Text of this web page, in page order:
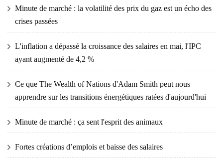
Minute de marché : la volatilité des prix du gaz est un écho des
crises passées
L'inflation a dépassé la croissance des salaires en mai, l'IPC
ayant augmenté de 4,2 %
Ce que The Wealth of Nations d'Adam Smith peut nous
apprendre sur les transitions énergétiques ratées d'aujourd'hui
Minute de marché : ça sent l'esprit des animaux
Fortes créations d’emplois et baisse des salaires